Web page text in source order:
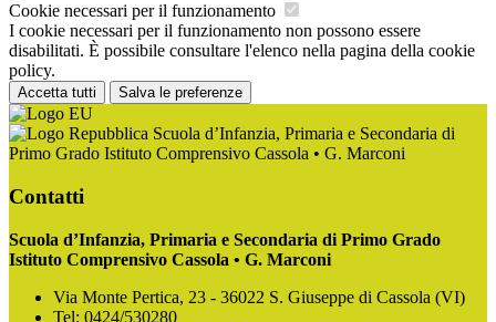
Cookie necessari per il funzionamento
I cookie necessari per il funzionamento non possono essere
disabilitati. È possibile consultare l'elenco nella pagina della cookie
policy.
Accetta tutti Salva le preferenze
Scuola d’Infanzia, Primaria e Secondaria di
Primo Grado Istituto Comprensivo Cassola • G. Marconi
Contatti
Scuola d’Infanzia, Primaria e Secondaria di Primo Grado
Istituto Comprensivo Cassola • G. Marconi
Via Monte Pertica, 23 - 36022 S. Giuseppe di Cassola (VI)
Tel: 0424/530280